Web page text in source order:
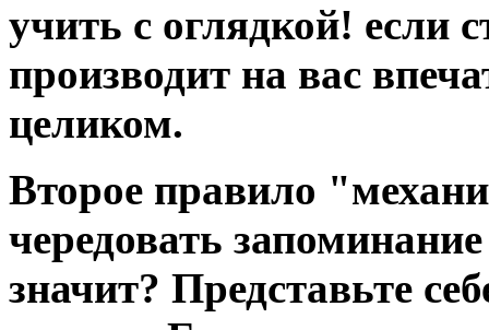
учить с оглядкой! если
производит на вас
целиком.
Второе правило
чередовать
значит? Представьте